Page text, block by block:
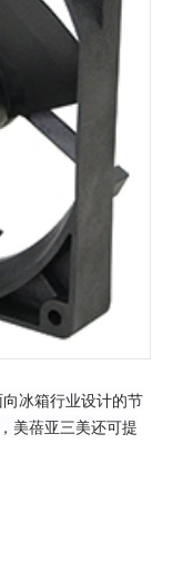
冰箱行业设计的节
美蓓亚三美还可提